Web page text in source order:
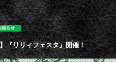
『リリィフェスタ』開催！